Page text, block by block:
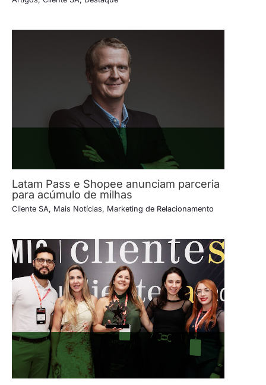
Latam Pass e Shopee anunciam parceria
para acúmulo de milhas
Cliente SA, Mais Notícias, Marketing de Relacionamento